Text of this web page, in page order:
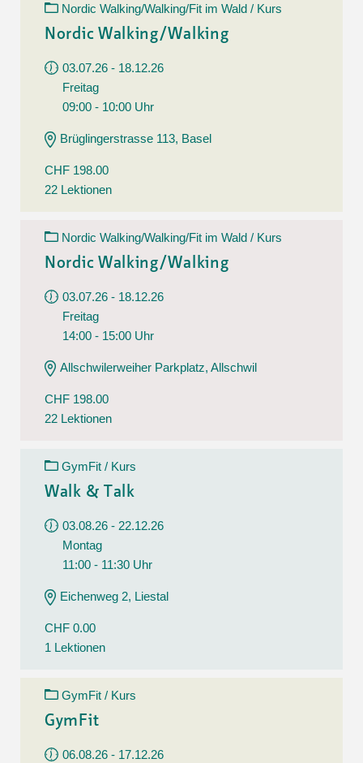
Nordic Walking/Walking/Fit im Wald / Kurs
Nordic Walking/Walking
03.07.26 - 18.12.26
Freitag
09:00 - 10:00 Uhr
Brüglingerstrasse 113, Basel
CHF 198.00
22 Lektionen
Nordic Walking/Walking/Fit im Wald / Kurs
Nordic Walking/Walking
03.07.26 - 18.12.26
Freitag
14:00 - 15:00 Uhr
Allschwilerweiher Parkplatz, Allschwil
CHF 198.00
22 Lektionen
GymFit / Kurs
Walk & Talk
03.08.26 - 22.12.26
Montag
11:00 - 11:30 Uhr
Eichenweg 2, Liestal
CHF 0.00
1 Lektionen
GymFit / Kurs
GymFit
06.08.26 - 17.12.26